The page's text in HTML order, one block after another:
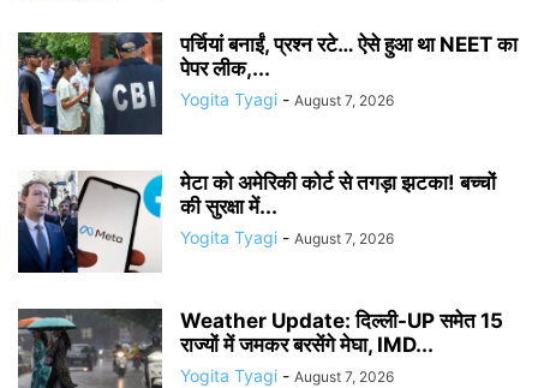
पर्चियां बनाईं, प्रश्न रटे… ऐसे हुआ था NEET का
पेपर लीक,...
Yogita Tyagi - August 7, 2026
मेटा को अमेरिकी कोर्ट से तगड़ा झटका! बच्चों
की सुरक्षा में...
Yogita Tyagi - August 7, 2026
Weather Update: दिल्ली-UP समेत 15
राज्यों में जमकर बरसेंगे मेघा, IMD...
Yogita Tyagi - August 7, 2026